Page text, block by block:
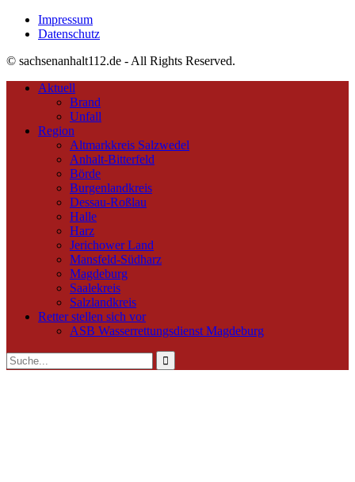
Impressum
Datenschutz
© sachsenanhalt112.de - All Rights Reserved.
Aktuell
Brand
Unfall
Region
Altmarkkreis Salzwedel
Anhalt-Bitterfeld
Börde
Burgenlandkreis
Dessau-Roßlau
Halle
Harz
Jerichower Land
Mansfeld-Südharz
Magdeburg
Saalekreis
Salzlandkreis
Retter stellen sich vor
ASB Wasserrettungsdienst Magdeburg